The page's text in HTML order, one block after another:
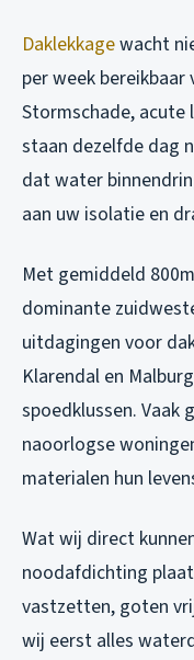
Daklekkagewacht
per week
Stormschade, acute
staan dezelfde dag
dat water
aan uw isolatie en
Met gemiddeld
dominante
uitdagingen voor
Klarendal en
spoedklussen. Vaak
naoorlogse
materialen hun
Wat wij direct
noodafdichting
vastzetten, goten
wij eerst alles